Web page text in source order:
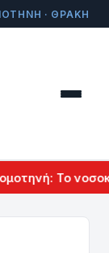
· ΘΡΑΚΗ
Το